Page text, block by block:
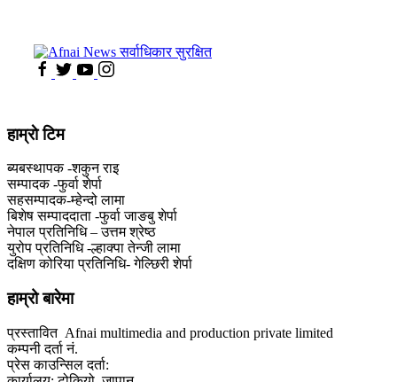
हाम्राे टिम
ब्यबस्थापक -शकुन राइ
सम्पादक -फुर्वा शेर्पा
सहसम्पादक-म्हेन्दो लामा
‍बिशेष सम्पाददाता -फुर्वा जा‌ङबु शेर्पा
नेपाल प्रतिनिधि – उत्तम श्रेष्ठ
युरोप प्रतिनिधि -ल्हाक्पा तेन्जी लामा
दक्षिण कोरिया प्रतिनिधि- गेल्छिरी शेर्पा
हाम्रो बारेमा
प्रस्तावित Afnai multimedia and production private limited
कम्पनी दर्ता नं.
प्रेस काउन्सिल दर्ता: